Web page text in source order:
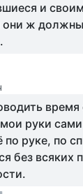
и
они ж должны
руки сами
по руке, по
без всяких